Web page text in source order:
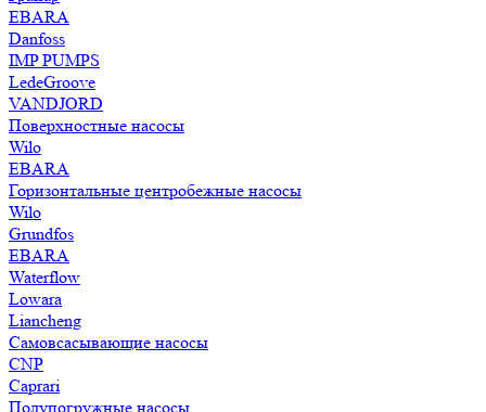
EBARA
Danfoss
IMP PUMPS
LedeGroove
VANDJORD
Поверхностные насосы
Wilo
EBARA
Горизонтальные центробежные насосы
Wilo
Grundfos
EBARA
Waterflow
Lowara
Liancheng
Самовсасывающие насосы
CNP
Caprari
Полупогружные насосы